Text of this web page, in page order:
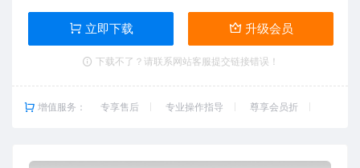
立即下载 升级会员
下载不了？请联系网站客服提交链接错误！
增值服务： 专享售后 专业操作指导 尊享会员折